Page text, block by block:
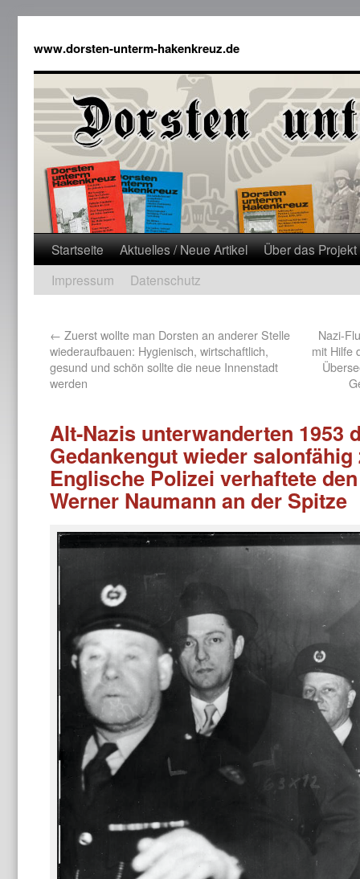
www.dorsten-unterm-hakenkreuz.de
Startseite Aktuelles / Neue Artikel
Über das Projekt
Impressum
Datenschutz
← Zuerst wollte man Dorsten an anderer Stelle
wiederaufbauen: Hygienisch, wirtschaftlich,
gesund und schön sollte die neue Innenstadt
werden
Nazi-
mit Hilfe
Alt-Nazis unterwanderten 1953
Gedankengut wieder salonfähig
Englische Polizei verhaftete
Werner Naumann an der Spitze